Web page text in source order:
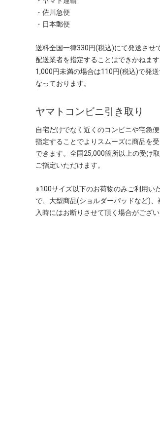
・佐川急便
・日本郵便
送料全国一律330円(税込)にて発送させ
配送業者を指定することはできかねま
1,000円未満の場合は110円(税込)で発送
なっております。
ヤマトコンビニ引き取り
自宅だけでなく近くのコンビニや宅急
指定することでよりスムーズに商品を
できます。全国25,000箇所以上の受け
ご指定いただけます。
※100サイズ以下のお荷物のみご利用い
で、大型商品(ショルダーパッドなど)、
入時にはお断りさせて頂く場合がござい